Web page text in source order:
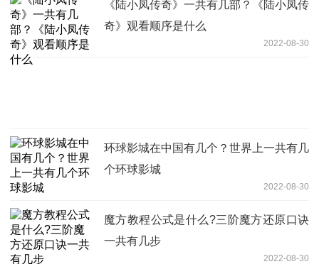
《陆小凤传奇》一共有几部？《陆小凤传
奇》观看顺序是什么
2022-08-30
环球影城在中国有几个？世界上一共有几
个环球影城
2022-08-30
魔方教程公式是什么?三阶魔方还原口诀
一共有几步
2022-08-30